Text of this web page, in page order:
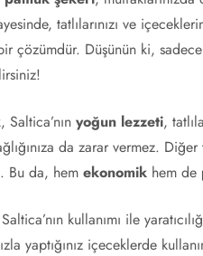
tatlılarınızı ve
çözümdür. Düşünün ki,
Saltica’nınyoğun lezzeti,
da zarar vermez.
Bu da, hemekonomik hem de
kullanımı ile
yaptığınız içeceklerde